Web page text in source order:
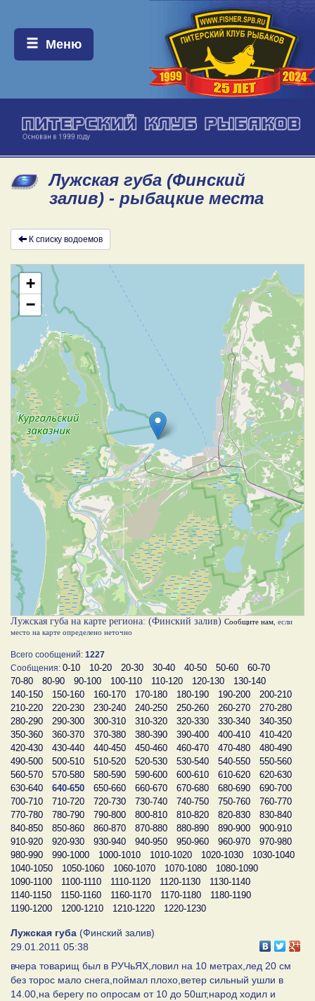
Меню:
Меню
Лужская губа (Финский
залив) - рыбацкие места
К списку водоемов
+
−
Лужская губа на карте региона: (Финский залив) Сообщите нам , если
место на карте определено неточно
Всего сообщений: 1227
Сообщения: 0-10 10-20 20-30 30-40 40-50 50-60
60-70
70-80
80-90 90-100 100-110 110-120 120-130
130-140
140-150
150-160 160-170 170-180 180-190 190-200
200-210
210-220
220-230 230-240 240-250 250-260 260-270
270-280
280-290
290-300 300-310 310-320 320-330 330-340
340-350
350-360
360-370 370-380 380-390 390-400 400-410
410-420
420-430
430-440 440-450 450-460 460-470 470-480
480-490
490-500
500-510 510-520 520-530 530-540 540-550
550-560
560-570
570-580 580-590 590-600 600-610 610-620
620-630
630-640
640-650 650-660 660-670 670-680 680-690
690-700
700-710
710-720 720-730 730-740 740-750 750-760
760-770
770-780
780-790 790-800 800-810 810-820 820-830
830-840
840-850
850-860 860-870 870-880 880-890 890-900
900-910
910-920
920-930 930-940 940-950 950-960 960-970
970-980
980-990
990-1000 1000-1010 1010-1020 1020-1030
1030-1040
1040-1050
1050-1060 1060-1070 1070-1080
1080-1090
1090-1100
1100-1110 1110-1120 1120-1130
1130-1140
1140-1150
1150-1160 1160-1170 1170-1180
1180-1190
1190-1200
1200-1210 1210-1220 1220-1230
Лужская губа (Финский залив)
29.01.2011 05:38
вчера товарищ был в РУЧьЯХ,ловил на 10 метрах,лед 20 см
без торос мало снега,поймал плохо,ветер сильный ушли в
14.00,на берегу по опросам от 10 до 50шт,народ ходил и